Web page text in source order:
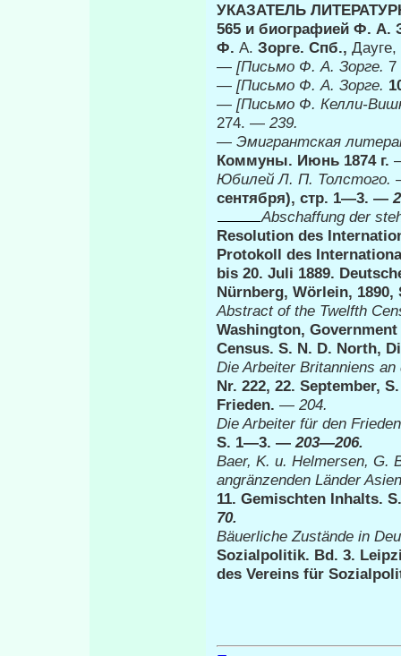
УКАЗАТЕЛЬ
565 и биографией Ф. А.
Ф. А. Зорге. Спб., Дауге,
— [Письмо Ф. А. Зорге. 7
— [Письмо Ф. А. Зорге.
— [Письмо Ф. Келли-
274. — 239.
— Эмигрантская
Коммуны. Июнь 1874 г.
Юбилей Л. П.
сентября), стр. 1—3. —
Abschaffung der
Resolution des
Protokoll des
bis 20. Juli 1889.
Nürnberg, Wörlein,
Abstract of the Twelfth
Washington,
Census. S. N. D. North,
DieArbeiter Britanniens
Nr. 222, 22. September,
Frieden. — 204.
Die Arbeiter für den
S. 1—3. —203—206.
Baer, K. u. Helmersen, G.
angränzenden Länder
11. Gemischten Inhalts.
70.
Bäuerliche Zustände in
Sozialpolitik. Bd. 3.
des Vereins für